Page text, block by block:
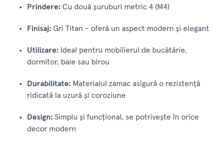
Prindere: Cu două șuruburi metric 4 (M4)
Finisaj: Gri Titan - oferă un aspect modern și elegant
Utilizare: Ideal pentru mobilierul de bucătărie,
dormitor, baie sau birou
Durabilitate: Materialul zamac asigură o rezistență
ridicată la uzură și coroziune
Design: Simplu și funcțional, se potrivește în orice
decor modern